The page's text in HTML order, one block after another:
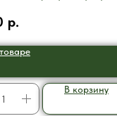
р.
В корзину